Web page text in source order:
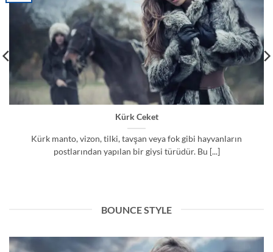
Kürk Ceket
Kürk manto, vizon, tilki, tavşan veya fok gibi hayvanların
postlarından yapılan bir giysi türüdür. Bu [...]
BOUNCE STYLE